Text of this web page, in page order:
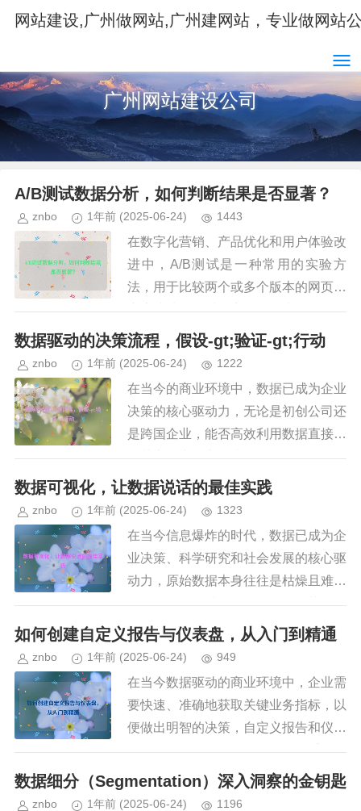
网站建设,广州做网站,广州建网站，专业做网站
广州网站建设公司
A/B测试数据分析，如何判断结果是否显著？
znbo 1年前 (2025-06-24) 1443
在数字化营销、产品优化和用户体验改
进中，A/B测试是一种常用的实验方
法，用于比较两个或多个版本的网页、
广告或功能，以确定哪一个表现更好，
仅仅观察数据变化是不够的，关键在于
数据驱动的决策流程，假设-gt;验证-gt;行动
znbo 1年前 (2025-06-24) 1222
在当今的商业环境中，数据已成为企业
决策的核心驱动力，无论是初创公司还
是跨国企业，能否高效利用数据直接影
响其竞争力和市场表现，仅仅拥有数据
并不足以带来成功，关键在于如何运用
数据可视化，让数据说话的最佳实践
znbo 1年前 (2025-06-24) 1323
在当今信息爆炸的时代，数据已成为企
业决策、科学研究和社会发展的核心驱
动力，原始数据本身往往是枯燥且难以
理解的，如何让数据“说话”，使其能够
直观、高效地传达信息，是数据分析的
如何创建自定义报告与仪表盘，从入门到精通
znbo 1年前 (2025-06-24) 949
在当今数据驱动的商业环境中，企业需
要快速、准确地获取关键业务指标，以
便做出明智的决策，自定义报告和仪表
盘（Dashboard）是数据分析的重要工
具，它们可以帮助用户以可视化的方式
数据细分（Segmentation）深入洞察的金钥匙
znbo 1年前 (2025-06-24) 1196